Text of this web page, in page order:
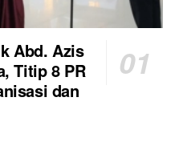
Abd. Azis
Titip 8 PR
dan